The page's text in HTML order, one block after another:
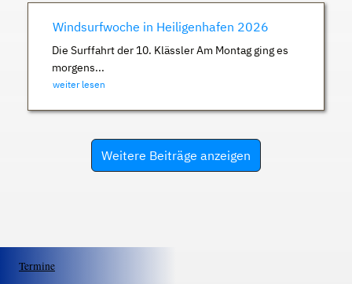
Windsurfwoche in Heiligenhafen 2026
Die Surffahrt der 10. Klässler Am Montag ging es
morgens...
weiter lesen
Weitere Beiträge anzeigen
Termine